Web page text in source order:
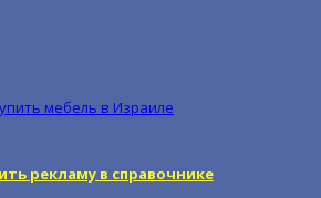
рекламу в справочнике